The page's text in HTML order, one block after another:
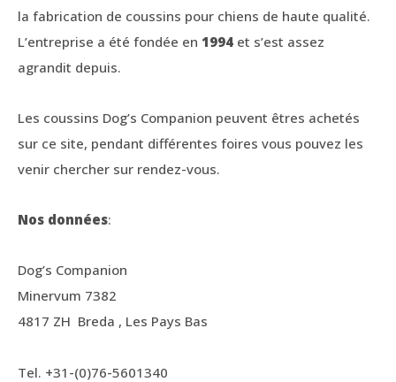
la fabrication de coussins pour chiens de haute qualité.
L’entreprise a été fondée en 1994 et s’est assez
agrandit depuis.
Les coussins Dog’s Companion peuvent êtres achetés
sur ce site, pendant différentes foires vous pouvez les
venir chercher sur rendez-vous.
Nos données:
Dog’s Companion
Minervum 7382
4817 ZH Breda , Les Pays Bas
Tel. +31-(0)76-5601340